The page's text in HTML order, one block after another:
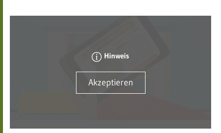
Hinweis
Akzeptieren